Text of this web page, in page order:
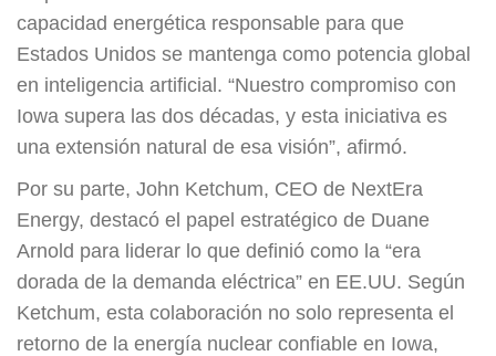
capacidad energética responsable para que
Estados Unidos se mantenga como potencia global
en inteligencia artificial. “Nuestro compromiso con
Iowa supera las dos décadas, y esta iniciativa es
una extensión natural de esa visión”, afirmó.
Por su parte, John Ketchum, CEO de NextEra
Energy, destacó el papel estratégico de Duane
Arnold para liderar lo que definió como la “era
dorada de la demanda eléctrica” en EE.UU. Según
Ketchum, esta colaboración no solo representa el
retorno de la energía nuclear confiable en Iowa,